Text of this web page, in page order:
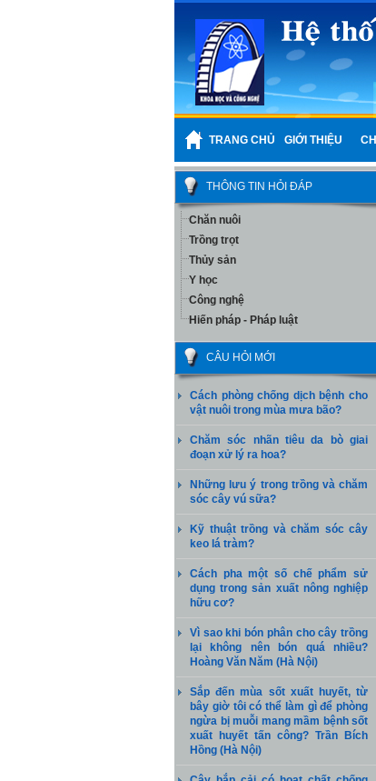
TRANG CHỦ GIỚI THIỆU
THÔNG TIN HỎI ĐÁP
Chăn nuôi
Trồng trọt
Thủy sản
Y học
Công nghệ
Hiến pháp - Pháp luật
CÂU HỎI MỚI
Cách phòng chống dịch bệnh cho
vật nuôi trong mùa mưa bão?
Chăm sóc nhãn tiêu da bò giai
đoạn xử lý ra hoa?
Những lưu ý trong trồng và chăm
sóc cây vú sữa?
Kỹ thuật trồng và chăm sóc cây
keo lá tràm?
Cách pha một số chế phẩm sử
dụng trong sản xuất nông nghiệp
hữu cơ?
Vì sao khi bón phân cho cây trồng
lại không nên bón quá nhiều?
Hoàng Văn Năm (Hà Nội)
Sắp đến mùa sốt xuất huyết, từ
bây giờ tôi có thể làm gì để phòng
ngừa bị muỗi mang mầm bệnh sốt
xuất huyết tấn công? Trần Bích
Hồng (Hà Nội)